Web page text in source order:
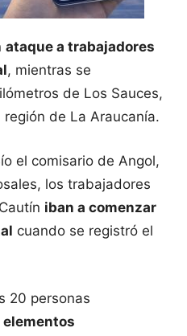
ataque a trabajadores
, mientras se
de Los Sauces,
de La Araucanía.
el comisario de Angol,
los trabajadores
iban a comenzar
cuando se registró el
20 personas